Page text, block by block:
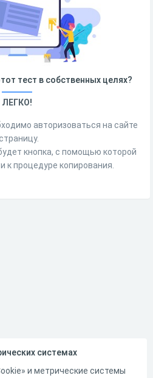
тест в собственных целях?
ЛЕГКО!
авторизоваться на сайте
кнопка, с помощью которой
к процедуре копирования.
системах
и метрические системы